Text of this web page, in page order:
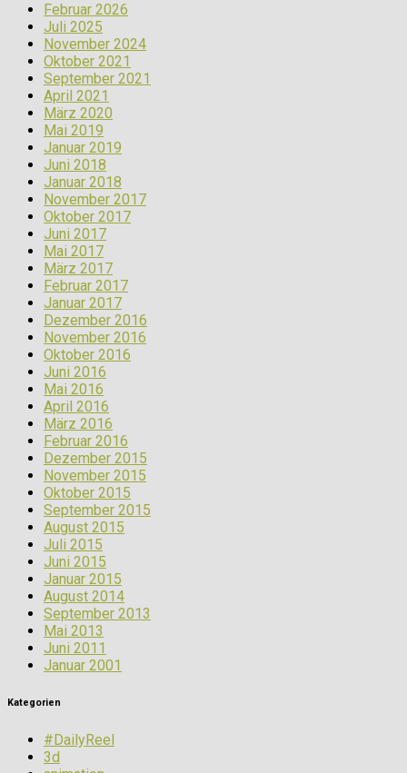
Februar 2026
Juli 2025
November 2024
Oktober 2021
September 2021
April 2021
März 2020
Mai 2019
Januar 2019
Juni 2018
Januar 2018
November 2017
Oktober 2017
Juni 2017
Mai 2017
März 2017
Februar 2017
Januar 2017
Dezember 2016
November 2016
Oktober 2016
Juni 2016
Mai 2016
April 2016
März 2016
Februar 2016
Dezember 2015
November 2015
Oktober 2015
September 2015
August 2015
Juli 2015
Juni 2015
Januar 2015
August 2014
September 2013
Mai 2013
Juni 2011
Januar 2001
Kategorien
#DailyReel
3d